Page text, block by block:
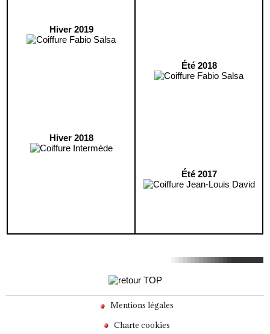
Hiver 2019
Hiver 2018
Été 2018
Été 2017
Mentions légales
Charte cookies